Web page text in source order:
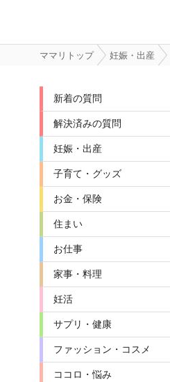
ママリトップ 妊娠・出産
新着の質問
解決済みの質問
妊娠・出産
子育て・グッズ
お金・保険
住まい
お仕事
家事・料理
妊活
サプリ・健康
ファッション・コスメ
ココロ・悩み